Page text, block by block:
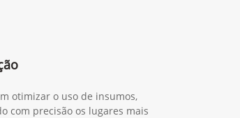
otimizar o uso de insumos,
com precisão os lugares mais